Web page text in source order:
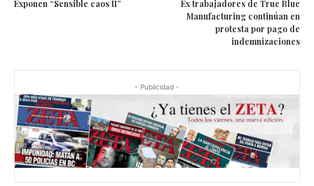
Exponen “Sensible caos II”
Ex trabajadores de True Blue
Manufacturing continúan en
protesta por pago de
indemnizaciones
- Publicidad -